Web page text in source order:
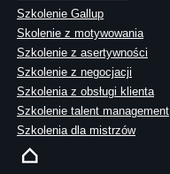
Szkolenie Gallup
Skolenie z motywowania
Szkolenie z asertywności
Szkolenie z negocjacji
Szkolenia z obsługi klienta
Szkolenie talent management
Szkolenia dla mistrzów